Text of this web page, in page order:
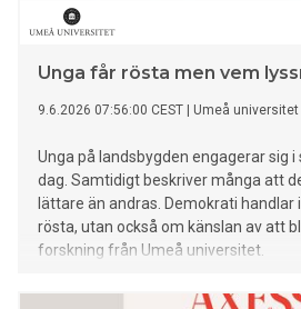
Unga får rösta men vem
9.6.2026 07:56:00 CEST Umeå universitet
Unga på landsbygden engagerar sig
dag. Samtidigt beskriver många att
lättare än andras. Demokrati
rösta, utan också om känslan av att
forskning från Umeå universitet.